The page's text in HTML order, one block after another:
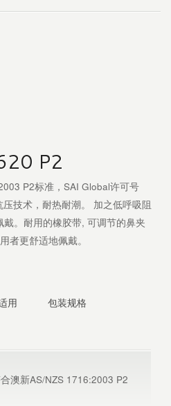
P2
P2标准，SAI Global许可号
技术，耐热耐潮。 加之低呼吸阻
。耐用的橡胶带, 可调节的鼻夹
者更舒适地佩戴。
用
包装规格
澳新AS/NZS 1716:2003 P2